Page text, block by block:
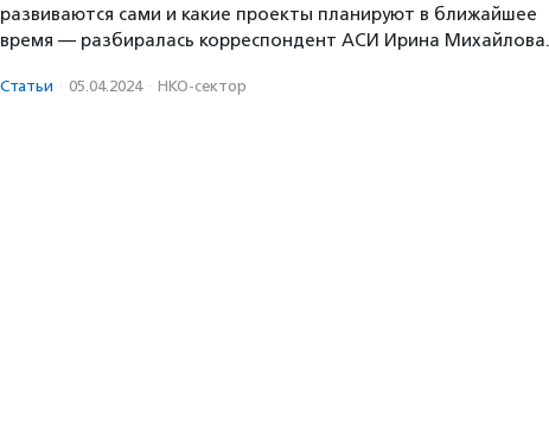
развиваются сами и какие проекты планируют в ближайшее
время — разбиралась корреспондент АСИ Ирина Михайлова.
Статьи · 05.04.2024 · НКО-сектор